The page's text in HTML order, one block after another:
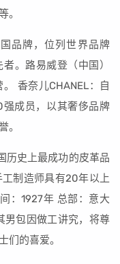
。
品牌，位列世界品牌
。路易威登（中国）
香奈儿CHANEL：自
成员，以其奢侈品牌
。
历史上最成功的皮革品
制造师具有20年以上
：1927年 总部：意大
男包因做工讲究，将尊
们的喜爱。